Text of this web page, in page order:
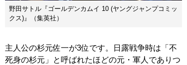
野田サトル『ゴールデンカムイ 10 (ヤングジャンプコミッ
クス)』（集英社）
主人公の杉元佐一が3位です。日露戦争時は「不
死身の杉元」と呼ばれたほどの元・軍人でありつ